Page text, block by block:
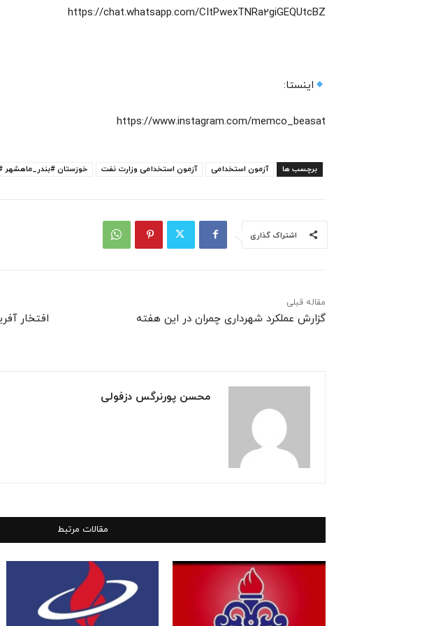
https://chat.whatsapp.com/CItPwexTNRa2giGEQUtcBZ‌
اینستا:
https://www.instagram.com/memco_beasat
برچسب ها آزمون استخدامی آزمون استخدامی وزارت نفت خوزستان #بندر_ماهشهر
اشتراک گذاری
مقاله قبلی
گزارش عملکرد شهرداری چمران در این هفته
افتخار
محسن پورنرگس دزفولی
مقالات مرتبط